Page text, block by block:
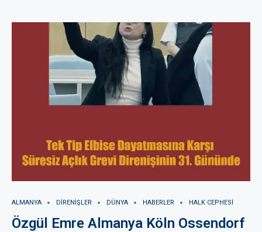
ALMANYA DIRENIŞLER DÜNYA HABERLER HALK CEPHESI
Özgül Emre Almanya Köln Ossendorf